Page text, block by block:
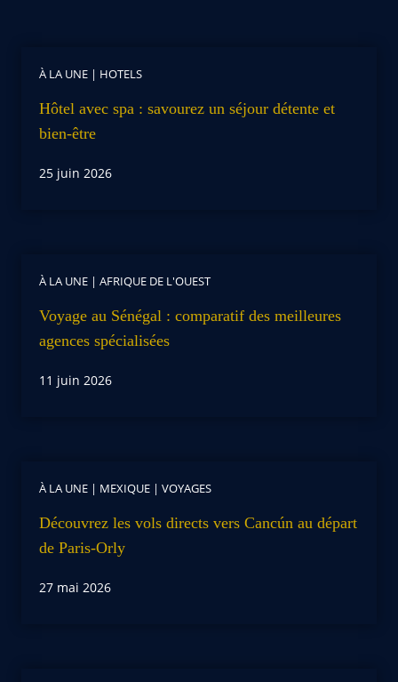
À LA UNE | HOTELS
Hôtel avec spa : savourez un séjour détente et
bien-être
25 juin 2026
À LA UNE | AFRIQUE DE L'OUEST
Voyage au Sénégal : comparatif des meilleures
agences spécialisées
11 juin 2026
À LA UNE | MEXIQUE | VOYAGES
Découvrez les vols directs vers Cancún au départ
de Paris-Orly
27 mai 2026